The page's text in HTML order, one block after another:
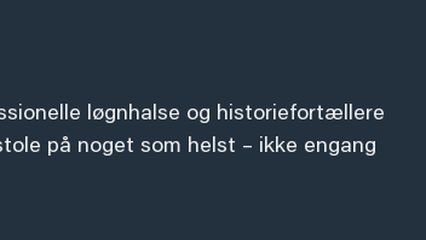
løgnhalse og historiefortællere
på noget som helst – ikke engang